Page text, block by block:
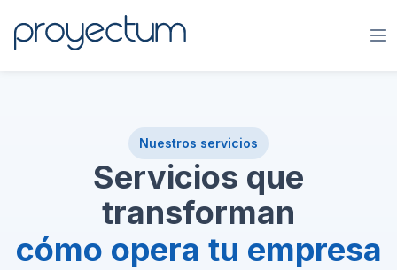
Nuestros servicios
Servicios que
transforman
cómo opera tu empresa